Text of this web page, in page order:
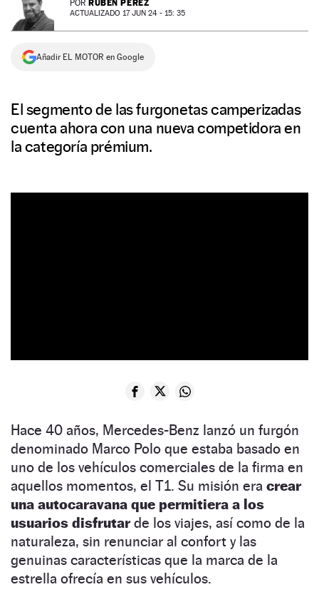
NEWSLETTER
SÍGUENOS
POR RUBÉN PÉREZ
ACTUALIZADO 17 JUN 24 - 15: 35
Añadir EL MOTOR en Google
El segmento de las furgonetas camperizadas
cuenta ahora con una nueva competidora en
la categoría prémium.
Hace 40 años, Mercedes-Benz lanzó un furgón
denominado Marco Polo que estaba basado en
uno de los vehículos comerciales de la firma en
aquellos momentos, el T1. Su misión era crear
una autocaravana que permitiera a los
usuarios disfrutarde los viajes, así como de la
naturaleza, sin renunciar al confort y las
genuinas características que la marca de la
estrella ofrecía en sus vehículos.